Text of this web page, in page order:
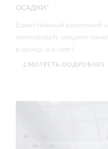
ОСАДКИ"
Единственный вакуумный
монтировать сэндвич-
в дождь и в снег).
СМОТРЕТЬ ПОДРОБНЕЕ